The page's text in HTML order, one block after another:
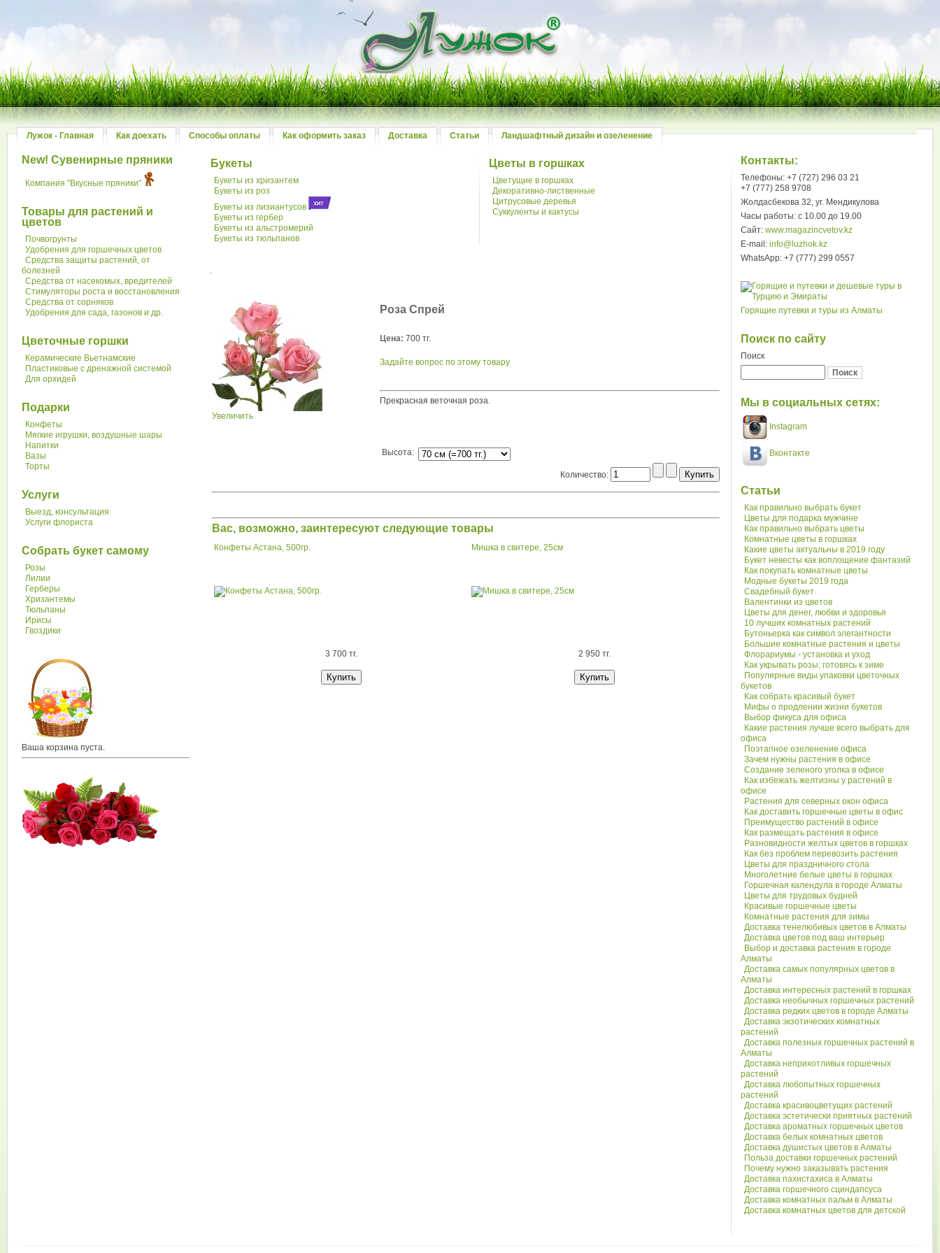
Лужок - Главная Как доехать Способы оплаты Как оформить заказ Доставка Статьи Ландшафтный дизайн и озеленение
New! Сувенирные пряники
Компания "Вкусные пряники"
Товары для растений и
цветов
Почвогрунты
Удобрения для горшечных цветов
Средства защиты растений, от
болезней
Средства от насекомых, вредителей
Стимуляторы роста и восстановления
Средства от сорняков
Удобрения для сада, газонов и др.
Цветочные горшки
Керамические Вьетнамские
Пластиковые с дренажной системой
Для орхидей
Подарки
Конфеты
Мягкие игрушки, воздушные шары
Напитки
Вазы
Торты
Услуги
Выезд, консультация
Услуги флориста
Собрать букет самому
Розы
Лилии
Герберы
Хризантемы
Тюльпаны
Ирисы
Гвоздики
Ваша корзина пуста.
Букеты
Букеты из хризантем
Букеты из роз
Букеты из лизиантусов
Букеты из гербер
Букеты из альстромерий
Букеты из тюльпанов
Цветы в горшках
Цветущие в горшках
Декоративно-лиственные
Цитрусовые деревья
Суккуленты и кактусы
.
Увеличить
Роза Спрей
Цена:700 тг.
Задайте вопрос по этому товару
Прекрасная веточная роза.
Высота:
Количество:
Вас, возможно, заинтересуют следующие товары
Конфеты Астана, 500гр.
3 700 тг.
Мишка в свитере, 25см
2 950 тг.
Контакты:
Телефоны: +7 (727) 296 03 21
+7 (777) 258 9708
Жолдасбекова 32, уг. Мендикулова
Часы работы: с 10.00 до 19.00
Сайт:www.magazincvetov.kz
E-mail:info@luzhok.kz
WhatsApp: +7 (777) 299 0557
Горящие путевки и туры из Алматы
Поиск по сайту
Поиск
Мы в социальных сетях:
Instagram
Вконтакте
Статьи
Как правильно выбрать букет
Цветы для подарка мужчине
Как правильно выбрать цветы
Комнатные цветы в горшках
Какие цветы актуальны в 2019 году
Букет невесты как воплощение фантазий
Как покупать комнатные цветы
Модные букеты 2019 года
Свадебный букет
Валентинки из цветов
Цветы для денег, любви и здоровья
10 лучших комнатных растений
Бутоньерка как символ элегантности
Большие комнатные растения и цветы
Флорариумы - установка и уход
Как укрывать розы, готовясь к зиме
Популярные виды упаковки цветочных
букетов
Как собрать красивый букет
Мифы о продлении жизни букетов
Выбор фикуса для офиса
Какие растения лучше всего выбрать для
офиса
Поэтапное озеленение офиса
Зачем нужны растения в офисе
Создание зеленого уголка в офисе
Как избежать желтизны у растений в
офисе
Растения для северных окон офиса
Как доставить горшечные цветы в офис
Преимущество растений в офисе
Как размещать растения в офисе
Разновидности желтых цветов в горшках
Как без проблем перевозить растения
Цветы для праздничного стола
Многолетние белые цветы в горшках
Горшечная календула в городе Алматы
Цветы для трудовых будней
Красивые горшечные цветы
Комнатные растения для зимы
Доставка тенелюбивых цветов в Алматы
Доставка цветов под ваш интерьер
Выбор и доставка растения в городе
Алматы
Доставка самых популярных цветов в
Алматы
Доставка интересных растений в горшках
Доставка необычных горшечных растений
Доставка редких цветов в городе Алматы
Доставка экзотических комнатных
растений
Доставка полезных горшечных растений в
Алматы
Доставка неприхотливых горшечных
растений
Доставка любопытных горшечных
растений
Доставка красивоцветущих растений
Доставка эстетически приятных растений
Доставка ароматных горшечных цветов
Доставка белых комнатных цветов
Доставка душистых цветов в Алматы
Польза доставки горшечных растений
Почему нужно заказывать растения
Доставка пахистахиса в Алматы
Доставка горшечного сциндапсуса
Доставка комнатных пальм в Алматы
Доставка комнатных цветов для детской